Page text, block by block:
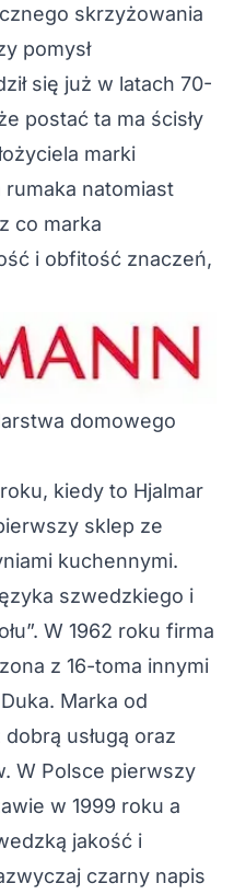
skrzyżowania
pomysł
się już w latach 70-
postać ta ma ścisły
marki
rumaka natomiast
co marka
i obfitość znaczeń,
domowego
kiedy to Hjalmar
sklep ze
kuchennymi.
szwedzkiego i
W 1962 roku firma
z 16-toma innymi
Marka od
usługą oraz
W Polsce pierwszy
w 1999 roku a
jakość i
czarny napis